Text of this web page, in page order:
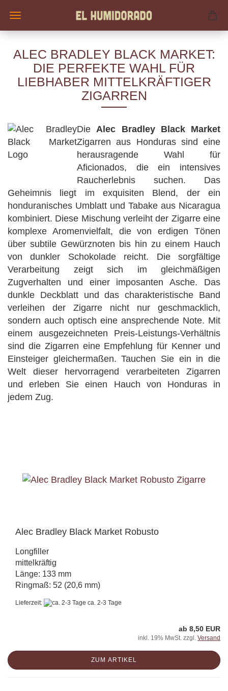
ALEC BRADLEY BLACK MARKET:
DIE PERFEKTE WAHL FÜR
LIEBHABER MITTELKRÄFTIGER
ZIGARREN
DieAlec Bradley Black Market
Zigarren aus Honduras sind eine
herausragende Wahl für
Aficionados, die ein intensives
Raucherlebnis suchen. Das
Geheimnis liegt im exquisiten Blend, der ein
honduranisches Umblatt und Tabake aus Nicaragua
kombiniert. Diese Mischung verleiht der Zigarre eine
komplexe Aromenvielfalt, die von erdigen Tönen
über subtile Gewürznoten bis hin zu einem Hauch
von dunkler Schokolade reicht. Die sorgfältige
Verarbeitung zeigt sich im gleichmäßigen
Zugverhalten und einer imposanten Asche. Das
dunkle Deckblatt und das charakteristische Band
verleihen der Zigarre nicht nur geschmacklich,
sondern auch optisch eine ansprechende Note. Mit
einem ausgezeichneten Preis-Leistungs-Verhältnis
sind die Zigarren eine Empfehlung für Kenner und
Einsteiger gleichermaßen. Tauchen Sie ein in die
Welt dieser hervorragend verarbeiteten Zigarren
und erleben Sie einen Hauch von Honduras in
jedem Zug.
Alec Bradley Black Market Robusto
Longfiller
mittelkräftig
Länge: 133 mm
Ringmaß: 52 (20,6 mm)
Lieferzeit: ca. 2-3 Tage
ab 8,50 EUR
inkl. 19% MwSt. zzgl. Versand
ZUM ARTIKEL